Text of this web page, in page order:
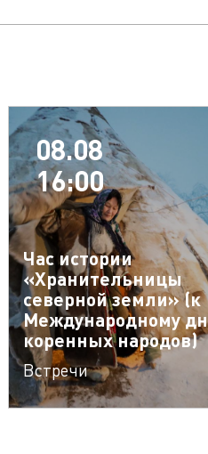
08.08
16:00
Час истории
«Хранительницы
северной земли» (к
Международному
коренных народов)
Встречи